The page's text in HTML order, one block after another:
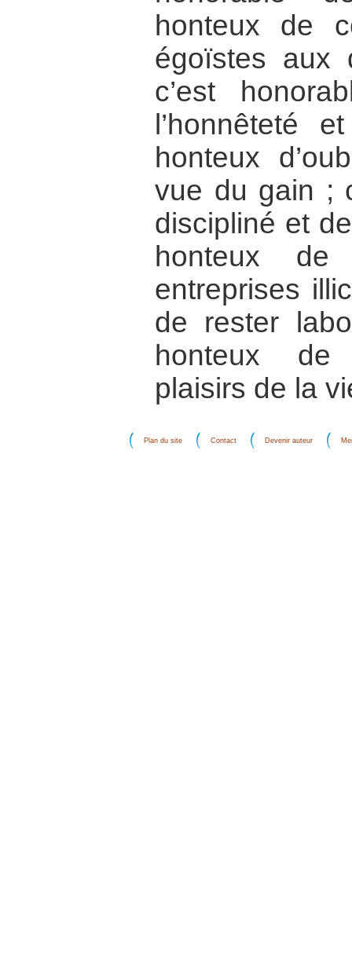
honteux de
égoïstes aux
c’est
l’honnêteté
honteux
vue du gain ;
discipliné et
honteux
entreprises
de rester
honteux de
plaisirs de la
Plan du site Contact Devenir auteur